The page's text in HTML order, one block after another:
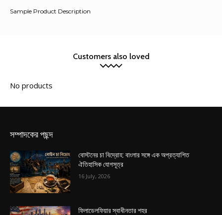
Sample Product Description
Customers also loved
সম্পাদকের পছন্দ
বোস্টনের চা বিদ্রোহ: বাংলার সঙ্গে এক অপ্রত্যাশিত
ঐতিহাসিক যোগসূত্র
16 July, 2026
ফিলাডেলফিয়ার স্বাধীনতার শহর